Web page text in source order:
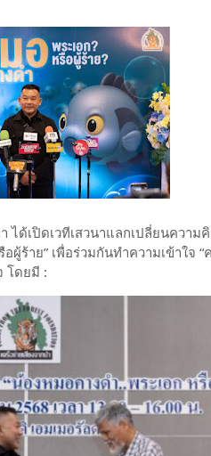
ได้เปิดเวทีเสวนาแลกเปลี่ยนความ
ร้าย” เพื่อร่วมกันทำความเข้าใจ “
โดยมี :